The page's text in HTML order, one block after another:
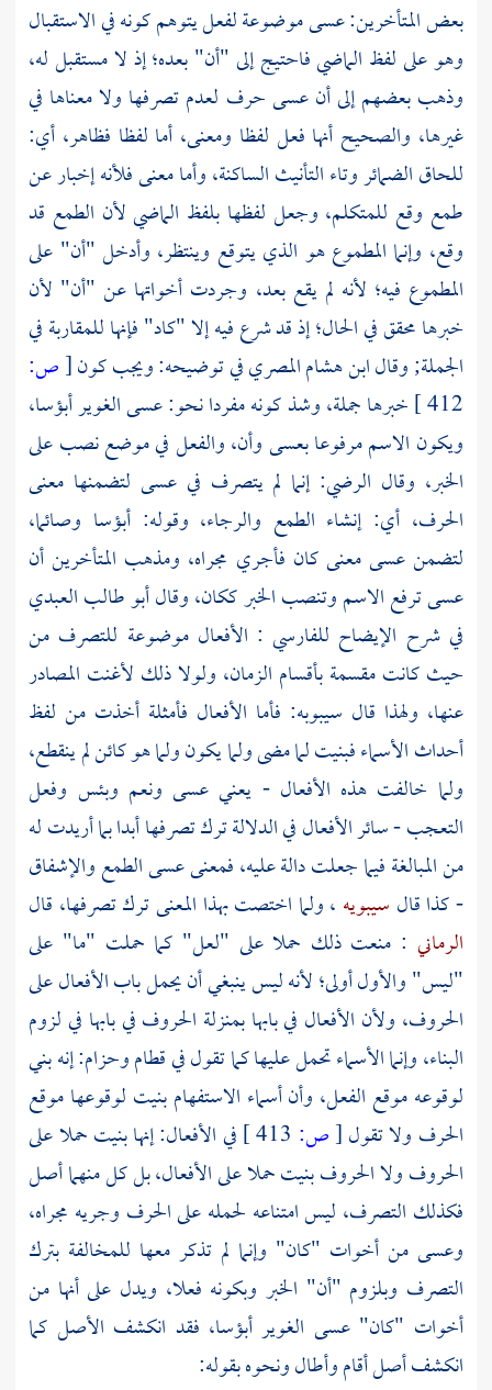
بعض المتأخرين: عسى موضوعة لفعل يتوهم كونه في الاستقبال
وهو على لفظ الماضي فاحتيج إلى "أن" بعده؛ إذ لا مستقبل له،
وذهب بعضهم إلى أن عسى حرف لعدم تصرفها ولا معناها في
غيرها، والصحيح أنها فعل لفظا ومعنى، أما لفظا فظاهر، أي:
للحاق الضمائر وتاء التأنيث الساكنة، وأما معنى فلأنه إخبار عن
طمع وقع للمتكلم، وجعل لفظها بلفظ الماضي لأن الطمع قد
وقع، وإنما المطموع هو الذي يتوقع وينتظر، وأدخل "أن" على
المطموع فيه؛ لأنه لم يقع بعد، وجردت أخواتها عن "أن" لأن
خبرها محقق في الحال؛ إذ قد شرع فيه إلا "كاد" فإنها للمقاربة في
الجملة; وقالابن هشام المصريفي توضيحه: ويجب كون[ص:
412 ] خبرها جملة، وشذ كونه مفردا نحو: عسى الغوير أبؤسا،
ويكون الاسم مرفوعا بعسى وأن، والفعل في موضع نصب على
الخبر، وقال الرضي: إنما لم يتصرف في عسى لتضمنها معنى
الحرف، أي: إنشاء الطمع والرجاء، وقوله: أبؤسا وصائما،
لتضمن عسى معنى كان فأجري مجراه، ومذهب المتأخرين أن
عسى ترفع الاسم وتنصب الخبر ككان، وقالأبو طالب العبدي
في شرح الإيضاح للفارسي : الأفعال موضوعة للتصرف من
حيث كانت مقسمة بأقسام الزمان، ولولا ذلك لأغنت المصادر
عنها، ولهذا قال سيبوبه: فأما الأفعال فأمثلة أخذت من لفظ
أحداث الأسماء فبنيت لما مضى ولما يكون ولما هو كائن لم ينقطع،
ولما خالفت هذه الأفعال - يعني عسى ونعم وبئس وفعل
التعجب - سائر الأفعال في الدلالة ترك تصرفها أبدا بما أريدت له
من المبالغة فيما جعلت دالة عليه، فمعنى عسى الطمع والإشفاق
- كذا قال سيبويه ، ولما اختصت بهذا المعنى ترك تصرفها، قال
الرماني : منعت ذلك حملا على "لعل" كما حملت "ما" على
"ليس" والأول أولى؛ لأنه ليس ينبغي أن يحمل باب الأفعال على
الحروف، ولأن الأفعال في بابها بمنزلة الحروف في بابها في لزوم
البناء، وإنما الأسماء تحمل عليها كما تقول في قطام وحزام: إنه بني
لوقوعه موقع الفعل، وأن أسماء الاستفهام بنيت لوقوعها موقع
الحرف ولا تقول[ص:
في الأفعال: إنها بنيت حملا على
الحروف ولا الحروف بنيت حملا على الأفعال، بل كل منهما أصل
فكذلك التصرف، ليس امتناعه لحمله على الحرف وجريه مجراه،
وعسى من أخوات "كان" وإنما لم تذكر معها للمخالفة بترك
التصرف وبلزوم "أن" الخبر وبكونه فعلا، ويدل على أنها من
أخوات "كان" عسى الغوير أبؤسا، فقد انكشف الأصل كما
انكشف أصل أقام وأطال ونحوه بقوله: